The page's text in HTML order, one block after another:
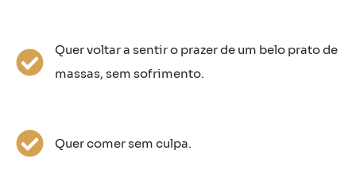
Quer voltar a sentir o prazer de um belo prato de
massas, sem sofrimento.
Quer comer sem culpa.